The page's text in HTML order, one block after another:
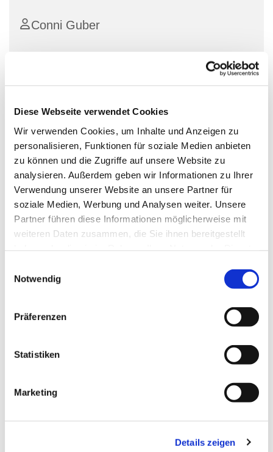
Diese Webseite verwendet Cookies
Wir verwenden Cookies, um Inhalte und Anzeigen zu
personalisieren, Funktionen für soziale Medien anbieten
zu können und die Zugriffe auf unsere Website zu
analysieren. Außerdem geben wir Informationen zu Ihrer
Verwendung unserer Website an unsere Partner für
soziale Medien, Werbung und Analysen weiter. Unsere
Partner führen diese Informationen möglicherweise mit
weiteren Daten zusammen, die Sie ihnen bereitgestellt
Notwendig
Präferenzen
Statistiken
Marketing
Details zeigen
Conni Guber